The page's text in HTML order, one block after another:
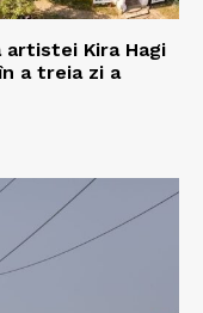
artistei Kira Hagi
a treia zi a